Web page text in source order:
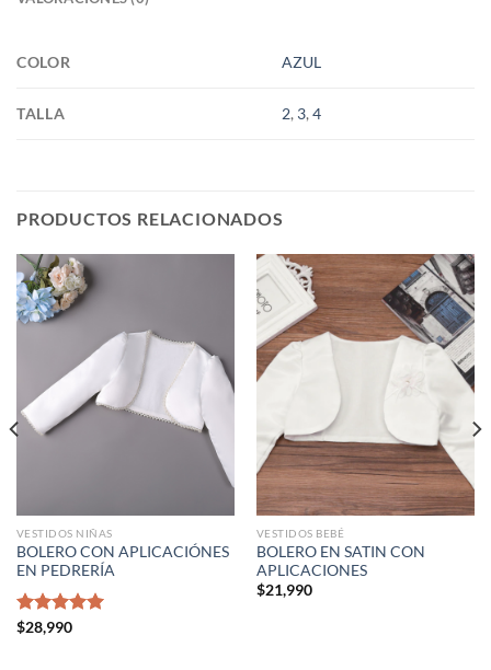
COLOR AZUL
TALLA 2, 3,4
PRODUCTOS RELACIONADOS
VESTIDOS NIÑAS
BOLERO CON APLICACIÓNES
EN PEDRERÍA
Valorado
$28,990
VESTIDOS BEBÉ
BOLERO EN SATIN CON
APLICACIONES
$21,990